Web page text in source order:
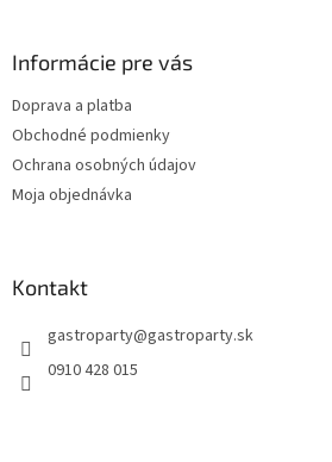
Informácie pre vás
Doprava a platba
Obchodné podmienky
Ochrana osobných údajov
Moja objednávka
Kontakt
gastroparty@gastroparty.sk
0910 428 015